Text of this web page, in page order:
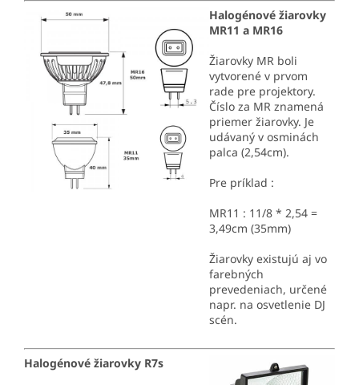
Halogénové žiarovky
MR11 a MR16
Žiarovky MR boli
vytvorené v prvom
rade pre projektory.
Číslo za MR znamená
priemer žiarovky. Je
udávaný v osminách
palca (2,54cm).
Pre príklad :
MR11 : 11/8 * 2,54 =
3,49cm (35mm)
Žiarovky existujú aj vo
farebných
prevedeniach, určené
napr. na osvetlenie DJ
scén.
Halogénové žiarovky R7s